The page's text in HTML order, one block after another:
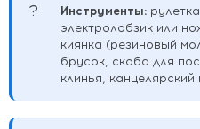
? Инструменты:
электролобзик или
киянка (резиновый
брусок, скоба для
клинья,